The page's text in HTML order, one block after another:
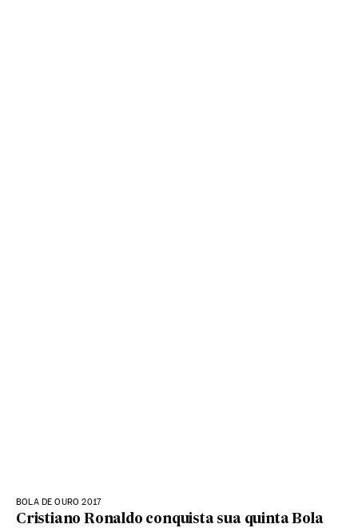
BOLA DE OURO 2017
Cristiano Ronaldo conquista sua quinta Bola